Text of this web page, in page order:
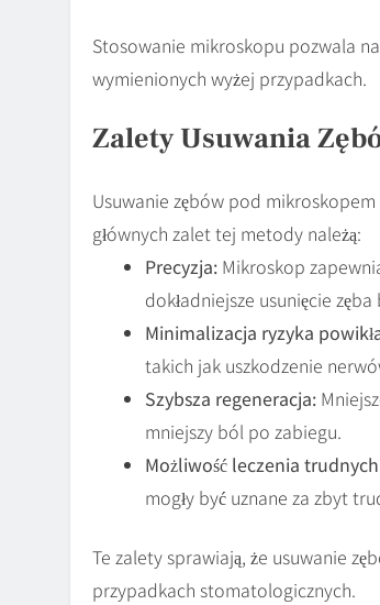
Stosowanie mikroskopu pozwala
wymienionych wyżej przypadkach.
Zalety Usuwania
Usuwanie zębów pod
głównych zalet tej metody należą:
Precyzja: Mikroskop
dokładniejsze usunięcie
Minimalizacja ryzyka
takich jak uszkodzenie
Szybsza regeneracja:
mniejszy ból po zabiegu.
Możliwość leczenia
mogły być uznane za zbyt
Te zalety sprawiają, że usuwanie
przypadkach stomatologicznych.